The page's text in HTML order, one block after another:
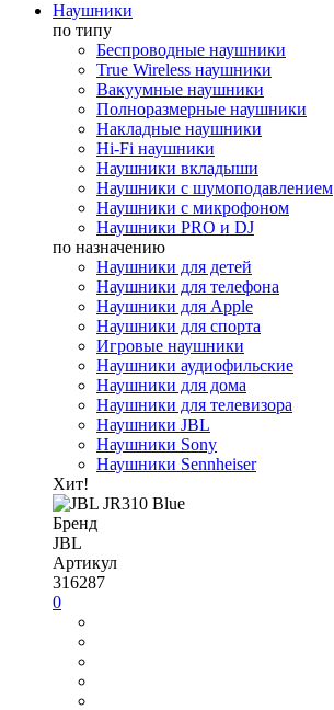
Наушники
по типу
Беспроводные наушники
True Wireless наушники
Вакуумные наушники
Полноразмерные наушники
Накладные наушники
Hi-Fi наушники
Наушники вкладыши
Наушники с шумоподавлением
Наушники с микрофоном
Наушники PRO и DJ
по назначению
Наушники для детей
Наушники для телефона
Наушники для Apple
Наушники для спорта
Игровые наушники
Наушники аудиофильские
Наушники для дома
Наушники для телевизора
Наушники JBL
Наушники Sony
Наушники Sennheiser
Хит!
Бренд
JBL
Артикул
316287
0